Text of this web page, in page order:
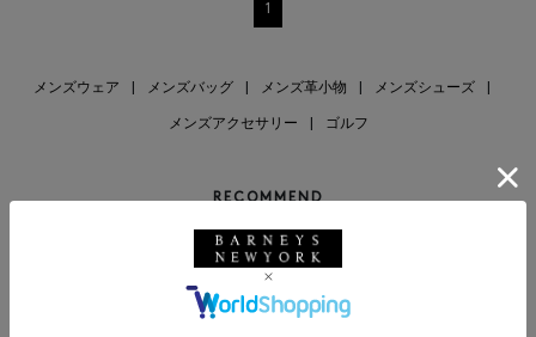
1
メンズウェア メンズバッグ メンズ革小物 メンズシューズ
メンズアクセサリー ゴルフ
RECOMMEND